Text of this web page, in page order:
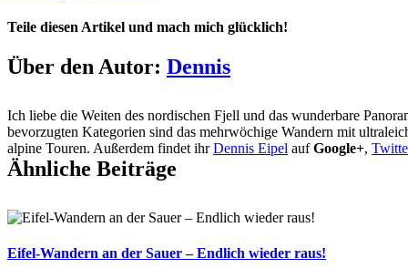
Teile diesen Artikel und mach mich glücklich!
Facebook
X
Reddit
LinkedIn
Tumblr
Pinterest
Vk
E-
Mail
Über den Autor: Dennis
Ich liebe die Weiten des nordischen Fjell und das wunderbare
bevorzugten Kategorien sind das mehrwöchige Wandern mit
alpine Touren. Außerdem findet ihrDennis Eipel aufGoogle+,
Ähnliche Beiträge
Eifel-Wandern an der Sauer – Endlich wieder raus!